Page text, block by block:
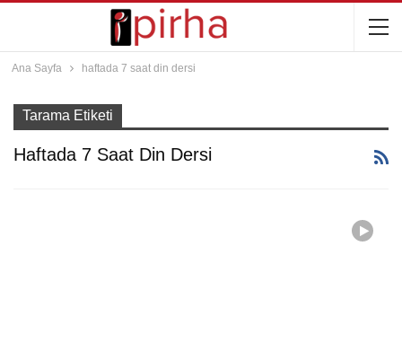
Ana Sayfa haftada 7 saat din dersi
Tarama Etiketi
Haftada 7 Saat Din Dersi